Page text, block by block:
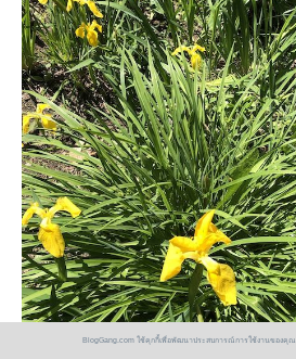
BlogGang.com ใช้คุกกี้เพื่อพัฒนาประสบการณ์การใช้งานของคุณ